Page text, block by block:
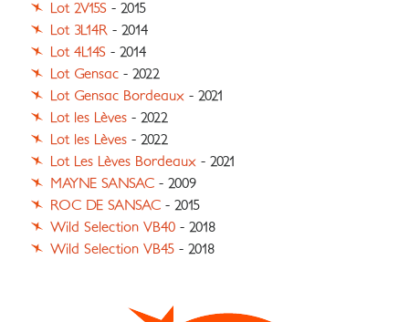
Lot 2V15S - 2015
Lot 3L14R - 2014
Lot 4L14S - 2014
Lot Gensac - 2022
Lot Gensac Bordeaux - 2021
Lot les Lèves - 2022
Lot les Lèves - 2022
Lot Les Lèves Bordeaux - 2021
MAYNE SANSAC - 2009
ROC DE SANSAC - 2015
Wild Selection VB40 - 2018
Wild Selection VB45 - 2018